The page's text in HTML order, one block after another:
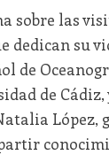
sobre las
dedican su
de
de
López,